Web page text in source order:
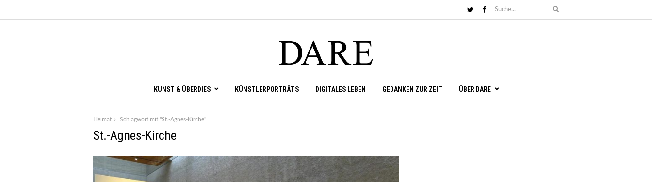
KUNST & ÜBERDIES KÜNSTLERPORTRÄTS DIGITALES LEBEN GEDANKEN ZUR ZEIT ÜBER DARE
Heimat Schlagwort mit "St.-Agnes-Kirche"
St.-Agnes-Kirche